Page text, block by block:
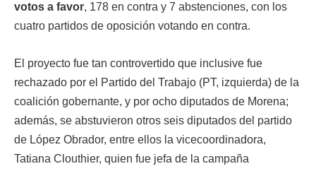
votos a favor, 178 en contra y 7 abstenciones, con los
cuatro partidos de oposición votando en contra.
El proyecto fue tan controvertido que inclusive fue
rechazado por el Partido del Trabajo (PT, izquierda) de la
coalición gobernante, y por ocho diputados de Morena;
además, se abstuvieron otros seis diputados del partido
de López Obrador, entre ellos la vicecoordinadora,
Tatiana Clouthier, quien fue jefa de la campaña